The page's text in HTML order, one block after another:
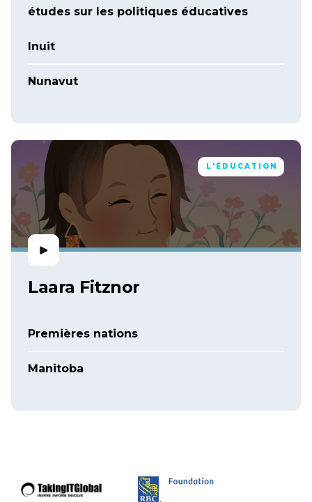
études sur les politiques éducatives
Inuit
Nunavut
L'ÉDUCATION
Laara Fitznor
Premières nations
Manitoba